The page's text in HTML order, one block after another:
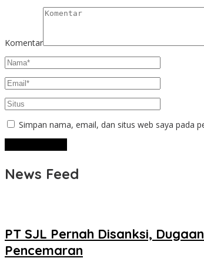
Komentar
Simpan nama, email, dan situs web saya pada
News Feed
PT SJL Pernah Disanksi,
Pencemaran